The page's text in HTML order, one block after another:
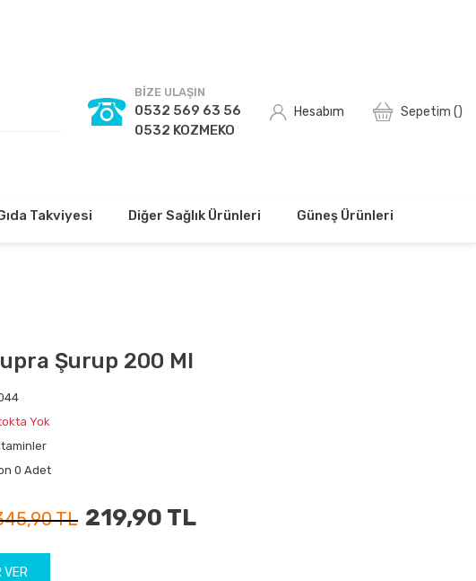
BİZE ULAŞIN
0532 569 63 56
0532 KOZMEKO
Hesabım Sepetim ()
Takviyesi Diğer Sağlık Ürünleri Güneş Ürünleri
Şurup 200 Ml
Yok
0 Adet
TL 219,90 TL
VER